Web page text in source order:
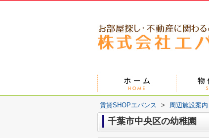
賃貸SHOPエバンス > 周辺施設案内
千葉市中央区の幼稚園